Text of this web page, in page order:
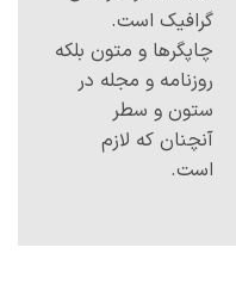
گرافیک است.
چاپگرها و متون بلکه
روزنامه و مجله در
ستون و سطر
آنچنان که لازم
است.